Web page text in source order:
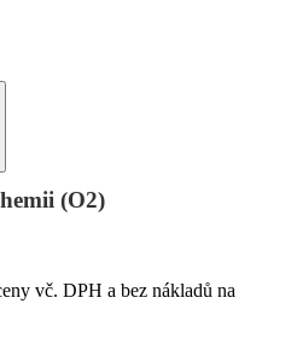
(O2)
vč. DPH a bez nákladů na